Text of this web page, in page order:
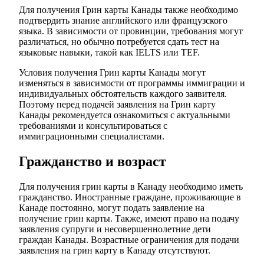
Для получения Грин карты Канады также необходимо
подтвердить знание английского или французского
языка. В зависимости от провинции, требования могут
различаться, но обычно потребуется сдать тест на
языковые навыки, такой как IELTS или TEF.
Условия получения Грин карты Канады могут
изменяться в зависимости от программы иммиграции и
индивидуальных обстоятельств каждого заявителя.
Поэтому перед подачей заявления на Грин карту
Канады рекомендуется ознакомиться с актуальными
требованиями и консультироваться с
иммиграционными специалистами.
Гражданство и возраст
Для получения грин карты в Канаду необходимо иметь
гражданство. Иностранные граждане, проживающие в
Канаде постоянно, могут подать заявление на
получение грин карты. Также, имеют право на подачу
заявления супруги и несовершеннолетние дети
граждан Канады. Возрастные ограничения для подачи
заявления на грин карту в Канаду отсутствуют.